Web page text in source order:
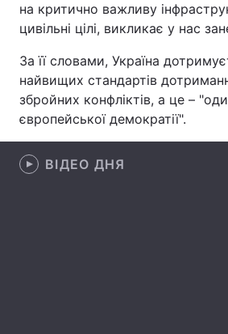
Здоров'я Туризм
Цікавинки
Екологія Регіони
Лонгріди
Відео з Youtube
на критично важливу
цивільні цілі, викликає у нас
За її словами, Україна
найвищих стандартів
збройних конфліктів, а це –
європейської демократії".
ВІДЕО ДНЯ